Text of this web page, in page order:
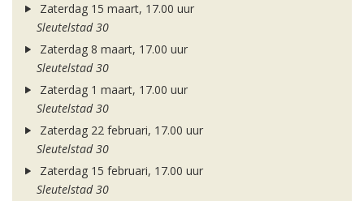
Zaterdag 15 maart, 17.00 uur
Sleutelstad 30
Zaterdag 8 maart, 17.00 uur
Sleutelstad 30
Zaterdag 1 maart, 17.00 uur
Sleutelstad 30
Zaterdag 22 februari, 17.00 uur
Sleutelstad 30
Zaterdag 15 februari, 17.00 uur
Sleutelstad 30